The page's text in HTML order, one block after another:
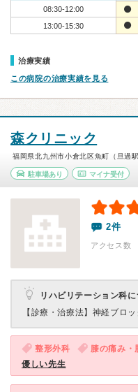
08:30-12:00
13:00-15:30
治療実績
この病院の治療実績を見る
森クリニック
福岡県北九州市小倉北区魚町（旦過
駐車場あり マイナ受付
2件
アクセス数
リハビリテーション科に
【診療・治療法】 神経ブロッ
整形外科 膝の痛み・
優しい先生